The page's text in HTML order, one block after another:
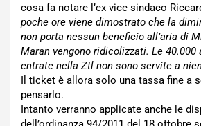
cosa fa notare l’ex vice sindaco
poche ore viene dimostrato che la
non porta nessun beneficio all’aria di
Maran vengono ridicolizzati. Le 40.000
entrate nella Ztl non sono servite a
Il ticket è allora solo una tassa fine a
pensarlo.
Intanto verranno applicate anche le